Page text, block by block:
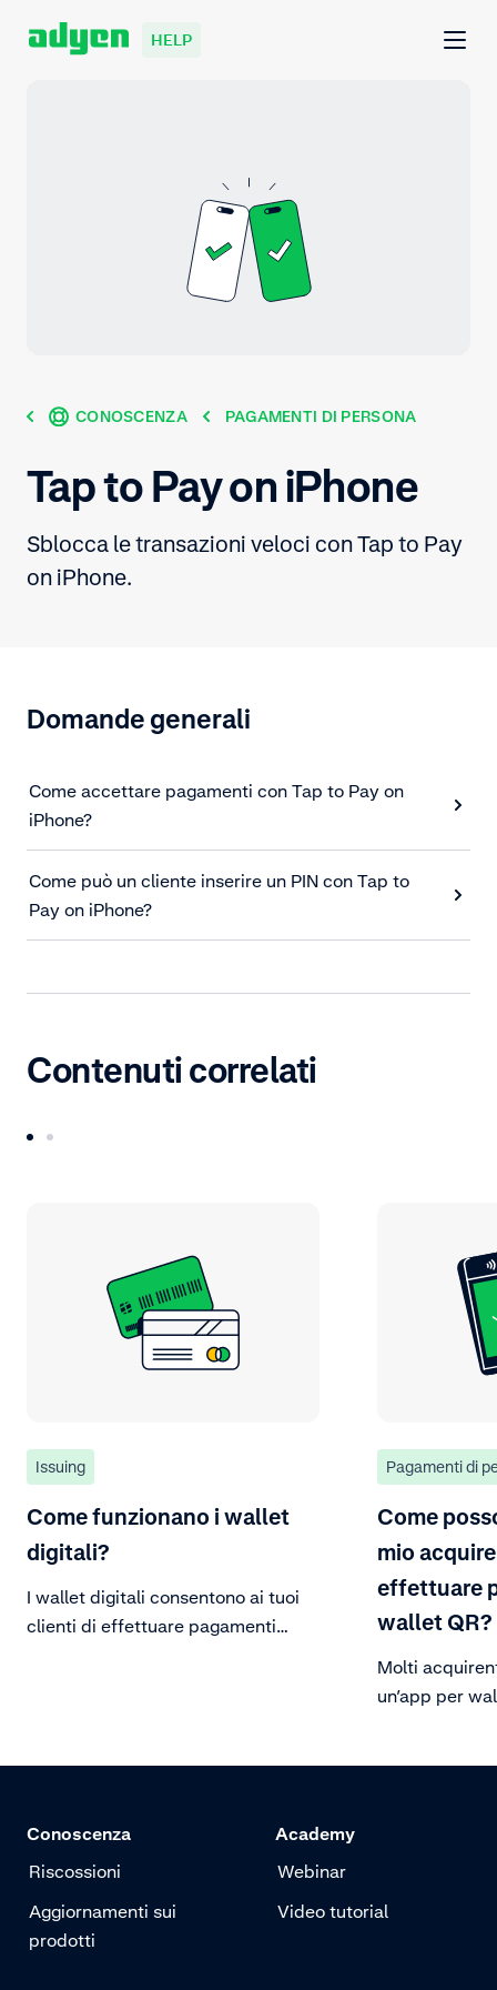
HELP
CONOSCENZA PAGAMENTI DI PERSONA
Tap to Pay on iPhone
Sblocca le transazioni veloci con Tap to Pay
on iPhone.
Domande generali
Come accettare pagamenti con Tap to Pay on
iPhone?
Come può un cliente inserire un PIN con Tap to
Pay on iPhone?
Contenuti correlati
Issuing
Come funzionano i wallet
digitali?
I wallet digitali consentono ai tuoi
clienti di effettuare pagamenti
Pagamenti di
Come
mio
effettuare
wallet QR?
Molti
un’app per
Conoscenza
Riscossioni
Aggiornamenti sui
prodotti
Academy
Webinar
Video tutorial